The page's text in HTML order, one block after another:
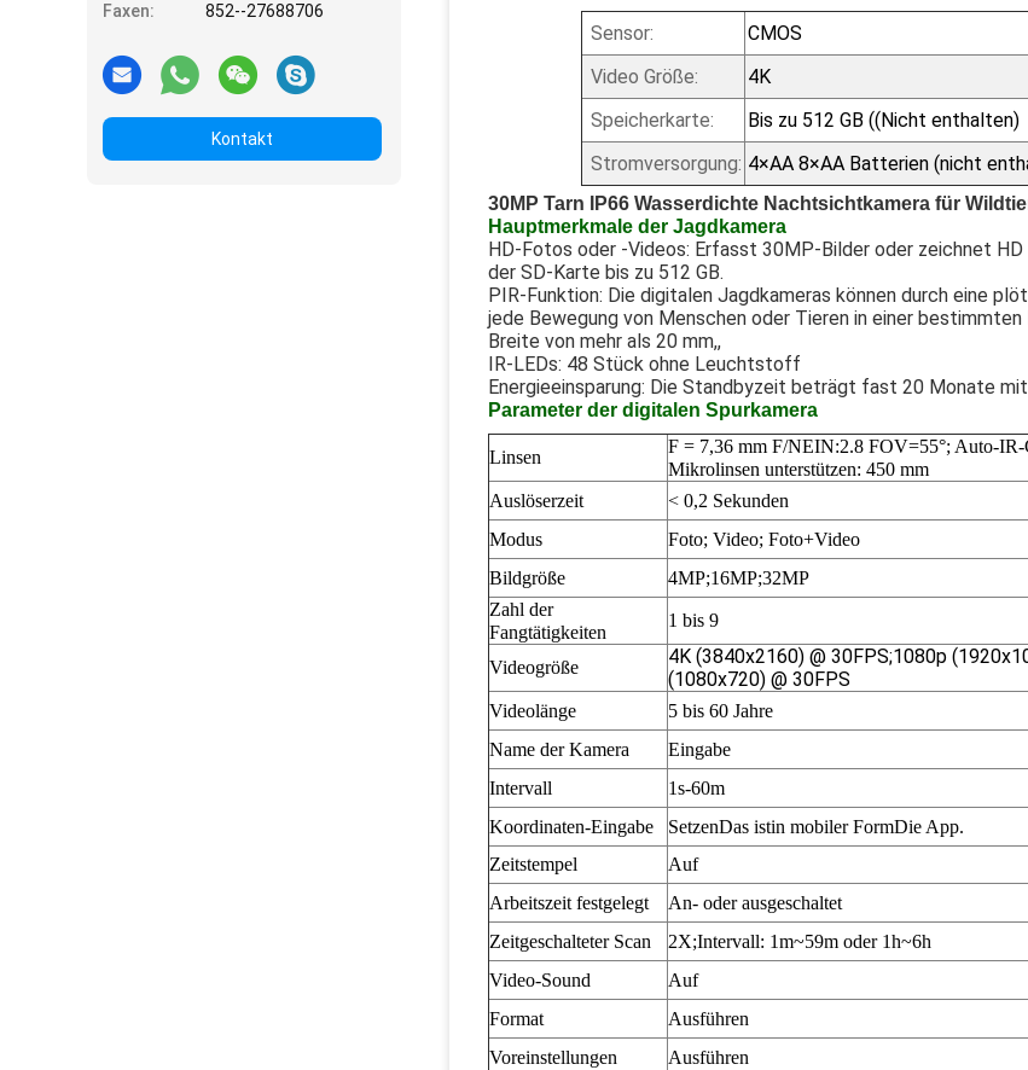
Faxen:
852--27688706
Kontakt
Sensor: CMOS
Video Größe:
4K
Speicherkarte:
Bis zu 512 GB ((Nicht enthalten)
Stromversorgung: 4×AA 8×AA Batterien (nicht
30MP Tarn IP66 Wasserdichte Nachtsichtkamera für
Hauptmerkmale der Jagdkamera
HD-Fotos oder -Videos: Erfasst 30MP-Bilder oder zeichnet
der SD-Karte bis zu 512 GB.
PIR-Funktion: Die digitalen Jagdkameras können durch eine
jede Bewegung von Menschen oder Tieren in einer
Breite von mehr als 20 mm,,
IR-LEDs: 48 Stück ohne Leuchtstoff
Energieeinsparung: Die Standbyzeit beträgt fast 20 Monate
Parameter der digitalen Spurkamera
Linsen
F = 7,36 mm F/NEIN:2.8 FOV=55°; Auto-IR-
Mikrolinsen unterstützen: 450 mm
Auslöserzeit
< 0,2 Sekunden
Modus
Foto; Video; Foto+Video
Bildgröße
4MP;16MP;32MP
Zahl der
Fangtätigkeiten
1 bis 9
Videogröße
4K (3840x2160) @ 30FPS;1080p
(1080x720) @ 30FPS
Videolänge
5 bis 60 Jahre
Name der Kamera
Eingabe
Intervall
1s-60m
Koordinaten-Eingabe
SetzenDas istin mobiler FormDie App.
Zeitstempel
Auf
Arbeitszeit festgelegt
An- oder ausgeschaltet
Zeitgeschalteter Scan
2X;Intervall: 1m~59m oder 1h~6h
Video-Sound
Auf
Format
Ausführen
Voreinstellungen
Ausführen